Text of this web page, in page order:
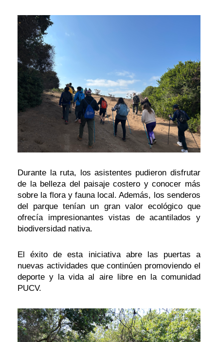
Durante la ruta, los asistentes pudieron disfrutar
de la belleza del paisaje costero y conocer más
sobre la flora y fauna local. Además, los senderos
del parque tenían un gran valor ecológico que
ofrecía impresionantes vistas de acantilados y
biodiversidad nativa.
El éxito de esta iniciativa abre las puertas a
nuevas actividades que continúen promoviendo el
deporte y la vida al aire libre en la comunidad
PUCV.